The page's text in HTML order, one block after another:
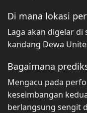
Di mana lokasi
Laga akan digelar
kandang Dewa
Bagaimana
Mengacu pada
keseimbangan
berlangsung sengit